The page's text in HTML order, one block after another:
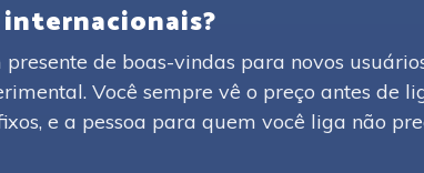
internacionais?
de boas-vindas para novos
Você sempre vê o preço antes de
e a pessoa para quem você liga não